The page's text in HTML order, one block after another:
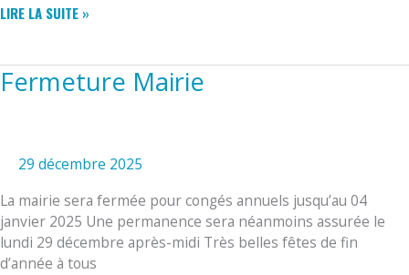
LA
LIRE LA SUITE »
Fermeture Mairie
29 décembre 2025
La mairie sera fermée pour congés annuels jusqu’au 04
janvier 2025 Une permanence sera néanmoins assurée le
lundi 29 décembre après-midi Très belles fêtes de fin
d’année à tous